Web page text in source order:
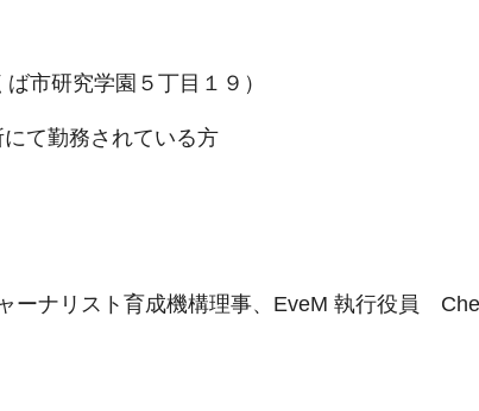
市研究学園５丁目１９）
て勤務されている方
ーナリスト育成機構理事、EveM 執行役員